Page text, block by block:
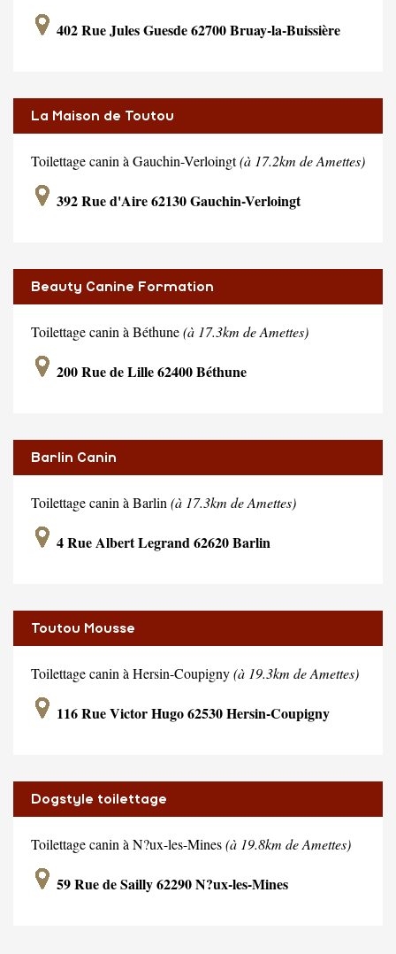
402 Rue Jules Guesde 62700 Bruay-la-Buissière
La Maison de Toutou
Toilettage canin à Gauchin-Verloingt(à 17.2km de Amettes)
392 Rue d'Aire 62130 Gauchin-Verloingt
Beauty Canine Formation
Toilettage canin à Béthune(à 17.3km de Amettes)
200 Rue de Lille 62400 Béthune
Barlin Canin
Toilettage canin à Barlin (à 17.3km de Amettes)
4 Rue Albert Legrand 62620 Barlin
Toutou Mousse
Toilettage canin à Hersin-Coupigny(à 19.3km de Amettes)
116 Rue Victor Hugo 62530 Hersin-Coupigny
Dogstyle toilettage
Toilettage canin à N?ux-les-Mines(à 19.8km de Amettes)
59 Rue de Sailly 62290 N?ux-les-Mines